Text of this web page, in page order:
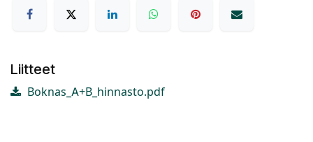
Liitteet
Boknas_A+B_hinnasto.pdf